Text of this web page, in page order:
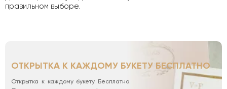
правильном выборе.
ОТКРЫТКА К КАЖДОМУ БУКЕТУ БЕСПЛАТНО
Открытка к каждому букету Бесплатно.